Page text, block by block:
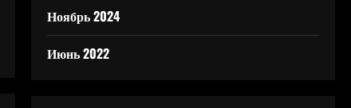
Ноябрь 2024
Июнь 2022